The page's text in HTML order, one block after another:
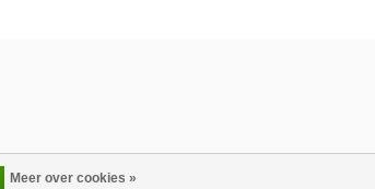
Meer over cookies »